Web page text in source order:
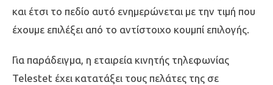
και έτσι το πεδίο αυτό ενημερώνεται με την τιμή που
έχουμε επιλέξει από το αντίστοιχο κουμπί επιλογής.
Για παράδειγμα, η εταιρεία κινητής τηλεφωνίας
Telestet έχει κατατάξει τους πελάτες της σε